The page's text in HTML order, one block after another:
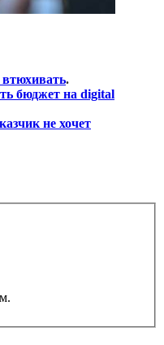
.
бюджет на digital
не хочет